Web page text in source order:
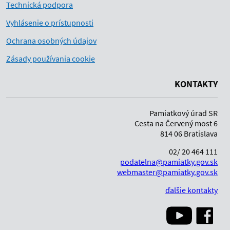
Technická podpora
Vyhlásenie o prístupnosti
Ochrana osobných údajov
Zásady používania cookie
KONTAKTY
Pamiatkový úrad SR
Cesta na Červený most 6
814 06 Bratislava
02/ 20 464 111
podatelna@pamiatky.gov.sk
webmaster@pamiatky.gov.sk
ďalšie kontakty